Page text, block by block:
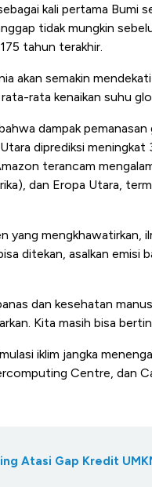
kali pertama Bumi
tidak mungkin
tahun terakhir.
akan semakin
rata kenaikan suhu
dampak
diprediksi
terancam
dan Eropa Utara,
yang mengkhawatirkan,
ditekan, asalkan emisi
dan kesehatan
Kita masih bisa
iklim jangka
Centre, dan
Atasi Gap Kredit
ke Zona Berbahaya